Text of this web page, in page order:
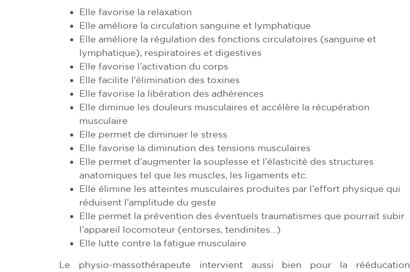
Elle favorise la relaxation
Elle améliore la circulation sanguine et lymphatique
Elle améliore la régulation des fonctions circulatoires (sanguine et
lymphatique), respiratoires et digestives
Elle favorise l’activation du corps
Elle facilite l’élimination des toxines
Elle favorise la libération des adhérences
Elle diminue les douleurs musculaires et accélère la récupération
musculaire
Elle permet de diminuer le stress
Elle favorise la diminution des tensions musculaires
Elle permet d’augmenter la souplesse et l’élasticité des structures
anatomiques tel que les muscles, les ligaments etc.
Elle élimine les atteintes musculaires produites par l’effort physique qui
réduisent l’amplitude du geste
Elle permet la prévention des éventuels traumatismes que pourrait subir
l’appareil locomoteur (entorses, tendinites…)
Elle lutte contre la fatigue musculaire
Le physio-massothérapeute intervient aussi bien pour la rééducation